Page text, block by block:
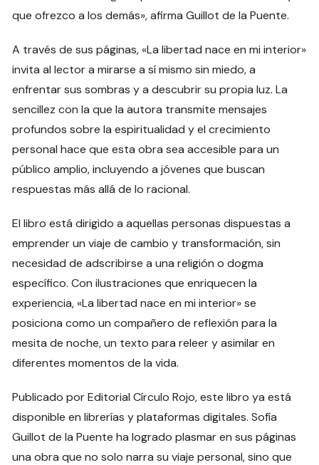
que ofrezco a los demás», afirma Guillot de la Puente.
A través de sus páginas, «La libertad nace en mi interior»
invita al lector a mirarse a sí mismo sin miedo, a
enfrentar sus sombras y a descubrir su propia luz. La
sencillez con la que la autora transmite mensajes
profundos sobre la espiritualidad y el crecimiento
personal hace que esta obra sea accesible para un
público amplio, incluyendo a jóvenes que buscan
respuestas más allá de lo racional.
El libro está dirigido a aquellas personas dispuestas a
emprender un viaje de cambio y transformación, sin
necesidad de adscribirse a una religión o dogma
específico. Con ilustraciones que enriquecen la
experiencia, «La libertad nace en mi interior» se
posiciona como un compañero de reflexión para la
mesita de noche, un texto para releer y asimilar en
diferentes momentos de la vida.
Publicado por Editorial Círculo Rojo, este libro ya está
disponible en librerías y plataformas digitales. Sofía
Guillot de la Puente ha logrado plasmar en sus páginas
una obra que no solo narra su viaje personal, sino que